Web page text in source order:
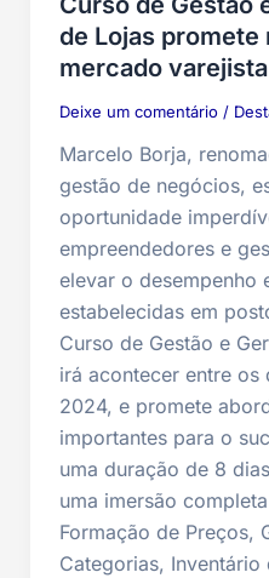
de Lojas
mercado varejista
Deixe um comentário /
Marcelo Borja,
gestão de negócios,
oportunidade
empreendedores e
elevar o desempenho
estabelecidas em
Curso de Gestão e
irá acontecer entre os
2024, e promete
importantes para o
uma duração de 8
uma imersão
Formação de Preços,
Categorias,